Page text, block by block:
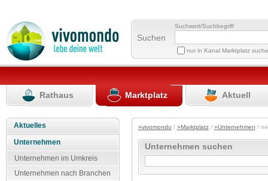
Suchen
Suchwort/Suchbegriff
nur in Kanal Marktplatz
Rathaus Marktplatz Aktuell
Aktuelles
Unternehmen
Unternehmen im Umkreis
Unternehmen nach Branchen
»vivomondo / »Marktplatz/ »Unternehmen /
Unternehmen suchen